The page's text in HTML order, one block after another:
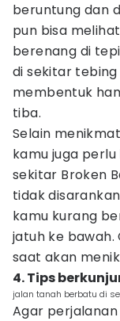
beruntung dan
pun bisa
berenang di
di sekitar
membentuk
tiba.
Selain
kamu juga
sekitar Broken
tidak
kamu kurang
jatuh ke
saat akan
4. Tips
jalan tanah berbatu di
Agar